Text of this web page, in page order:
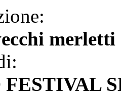
merletti
FESTIVAL